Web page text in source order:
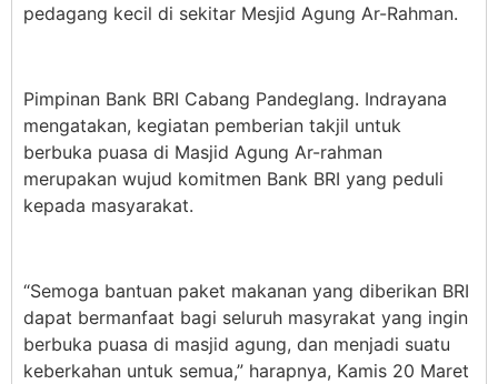
pedagang kecil di sekitar Mesjid Agung Ar-Rahman.
Pimpinan Bank BRI Cabang Pandeglang. Indrayana
mengatakan, kegiatan pemberian takjil untuk
berbuka puasa di Masjid Agung Ar-rahman
merupakan wujud komitmen Bank BRI yang peduli
kepada masyarakat.
“Semoga bantuan paket makanan yang diberikan BRI
dapat bermanfaat bagi seluruh masyrakat yang ingin
berbuka puasa di masjid agung, dan menjadi suatu
keberkahan untuk semua,” harapnya, Kamis 20 Maret